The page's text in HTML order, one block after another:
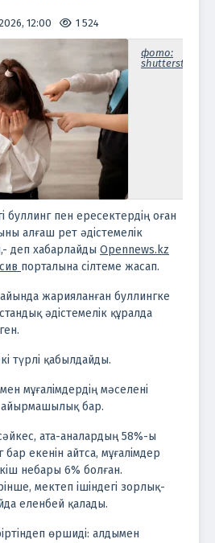
12:00 1 524
фото:
shutterstock
буллинг пен ересектердің оған
алғаш рет әдістемелік
деп хабарлайды Оpennews.kz
порталына сілтеме жасап.
жарияланған буллингке
әдістемелік құралда
түрлі қабылдайды.
мұғалімдердің мәселені
айырмашылық бар.
ата-аналардың 58%-ы
екенін айтса, мұғалімдер
небары 6% болған.
мектеп ішіндегі зорлық-
еленбей қалады.
өршиді: алдымен